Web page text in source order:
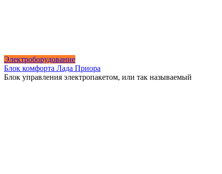
Электроборудование
Блок комфорта Лада Приора
Блок управления электропакетом, или так называемый